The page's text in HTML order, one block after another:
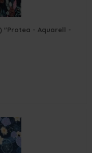
"Protea - Aquarell -